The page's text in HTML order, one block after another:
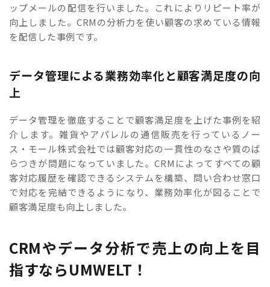
ップメールの配信を行いました。これによりリピート率が
向上しました。CRMの分析力を使い顧客の求めている情報
を配信した事例です。
データ管理による業務効率化と顧客満足度の向
上
データ管理を徹底することで顧客満足度を上げた事例を紹
介します。雑貨やアパレルの通信販売を行っているノー
ス・モール株式会社では顧客対応の一貫性のなさや質のば
らつきが問題になっていました。CRMによってすべての顧
客対応履歴を確認できるシステムを構築、問い合わせ窓口
で対応を完結できるようになり、業務効率化が図ることで
顧客満足度も向上しました。
CRMやデータ分析で売上の向上を目
指すならUMWELT！